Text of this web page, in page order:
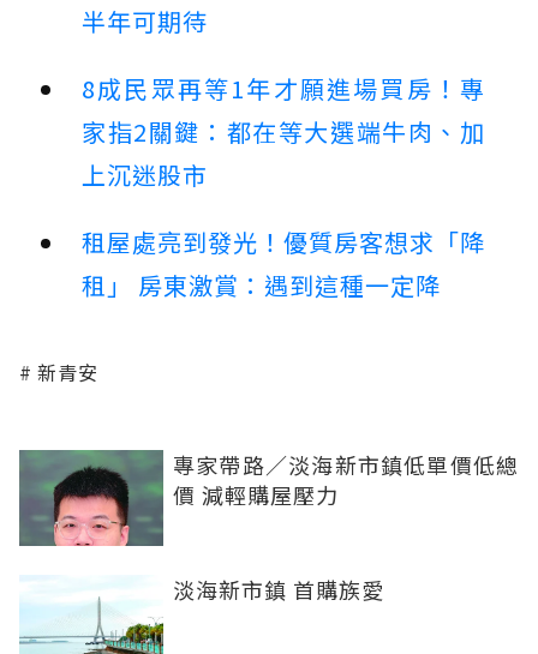
半年可期待
8成民眾再等1年才願進場買房！專
家指2關鍵：都在等大選端牛肉、加
上沉迷股市
租屋處亮到發光！優質房客想求「降
租」 房東激賞：遇到這種一定降
新青安
專家帶路／淡海新市鎮低單價低總
價 減輕購屋壓力
淡海新市鎮 首購族愛